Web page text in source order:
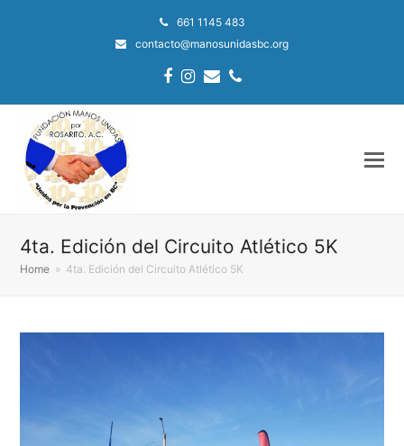
661 1145 483
contacto@manosunidasbc.org
Facebook
Instagram
EmailPhone
4ta. Edición del Circuito Atlético 5K
Home » 4ta. Edición del Circuito Atlético 5K